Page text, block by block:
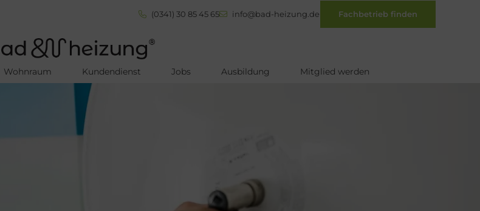
(0341) 30 85 45 65 info@bad-heizung.de Fachbetrieb finden
Wohnraum Kundendienst Jobs Ausbildung Mitglied werden